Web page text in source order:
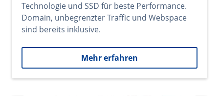
Technologie und SSD für beste Performance.
Domain, unbegrenzter Traffic und Webspace
sind bereits inklusive.
Mehr erfahren